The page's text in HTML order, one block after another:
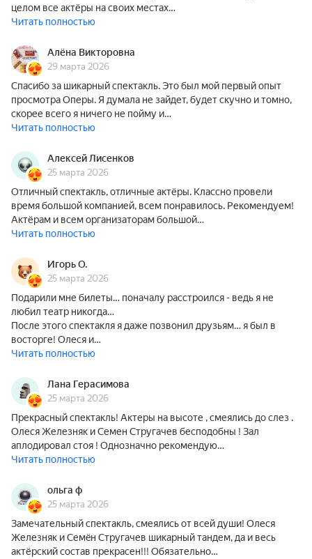
целом все актёры на своих местах…
Читать полностью
Алёна Викторовна
29 марта 2026
Спасибо за шикарный спектакль. Это был мой первый опыт
просмотра Оперы. Я думала не зайдет, будет скучно и томно,
скорее всего я ничего не пойму и…
Читать полностью
Алексей Лисенков
25 марта 2026
Отличный спектакль, отличные актёры. Классно провели
время большой компанией, всем понравилось. Рекомендуем!
Актёрам и всем организаторам большой…
Читать полностью
Игорь О.
25 марта 2026
Подарили мне билеты… поначалу расстроился - ведь я не
любил театр никогда…
После этого спектакля я даже позвонил друзьям… я был в
восторге! Олеся и…
Читать полностью
Лана Герасимова
25 марта 2026
Прекрасный спектакль! Актеры на высоте , смеялись до слез .
Олеся Железняк и Семен Стругачев бесподобны ! Зал
аплодировал стоя ! Однозначно рекомендую…
Читать полностью
ольга ф
25 марта 2026
Замечательный спектакль, смеялись от всей души! Олеся
Железняк и Семëн Стругачев шикарный тандем, да и весь
актёрский состав прекрасен!!! Обязательно…